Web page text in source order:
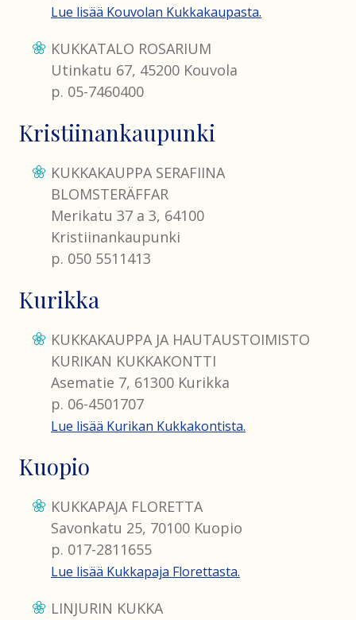
Lue lisää Kouvolan Kukkakaupasta.
KUKKATALO ROSARIUM
Utinkatu 67, 45200 Kouvola
p. 05-7460400
Kristiinankaupunki
KUKKAKAUPPA SERAFIINA
BLOMSTERÄFFAR
Merikatu 37 a 3, 64100
Kristiinankaupunki
p. 050 5511413
Kurikka
KUKKAKAUPPA JA HAUTAUSTOIMISTO
KURIKAN KUKKAKONTTI
Asematie 7, 61300 Kurikka
p. 06-4501707
Lue lisää Kurikan Kukkakontista.
Kuopio
KUKKAPAJA FLORETTA
Savonkatu 25, 70100 Kuopio
p. 017-2811655
Lue lisää Kukkapaja Florettasta.
LINJURIN KUKKA